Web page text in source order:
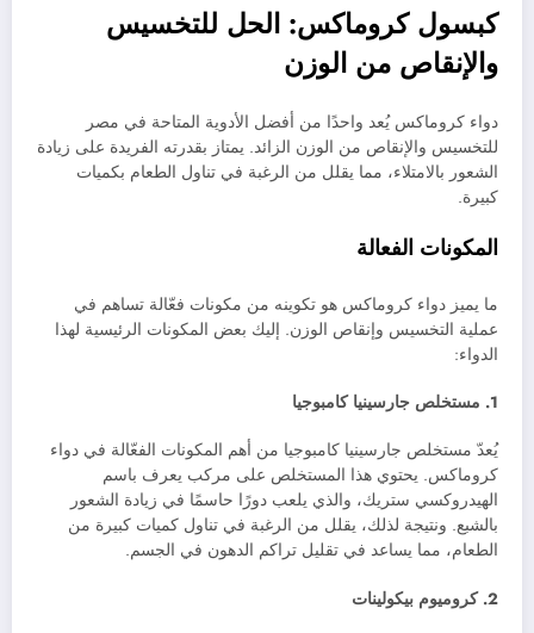
كبسول كروماكس: الحل للتخسيس
والإنقاص من الوزن
دواء كروماكس يُعد واحدًا من أفضل الأدوية المتاحة في مصر
للتخسيس والإنقاص من الوزن الزائد. يمتاز بقدرته الفريدة على زيادة
الشعور بالامتلاء، مما يقلل من الرغبة في تناول الطعام بكميات
كبيرة.
المكونات الفعالة
ما يميز دواء كروماكس هو تكوينه من مكونات فعّالة تساهم في
عملية التخسيس وإنقاص الوزن. إليك بعض المكونات الرئيسية لهذا
الدواء:
1. مستخلص جارسينيا كامبوجيا
يُعدّ مستخلص جارسينيا كامبوجيا من أهم المكونات الفعّالة في دواء
كروماكس. يحتوي هذا المستخلص على مركب يعرف باسم
الهيدروكسي ستريك، والذي يلعب دورًا حاسمًا في زيادة الشعور
بالشبع. ونتيجة لذلك، يقلل من الرغبة في تناول كميات كبيرة من
الطعام، مما يساعد في تقليل تراكم الدهون في الجسم.
2. كروميوم بيكولينات